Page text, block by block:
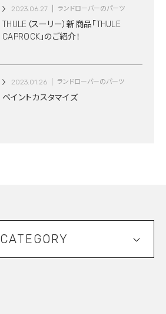
2023.06.27 ランドローバーのパーツ
THULE（スーリー）新商品「THULE
CAPROCK」のご紹介！
2023.01.26 ランドローバーのパーツ
ペイントカスタマイズ
CATEGORY